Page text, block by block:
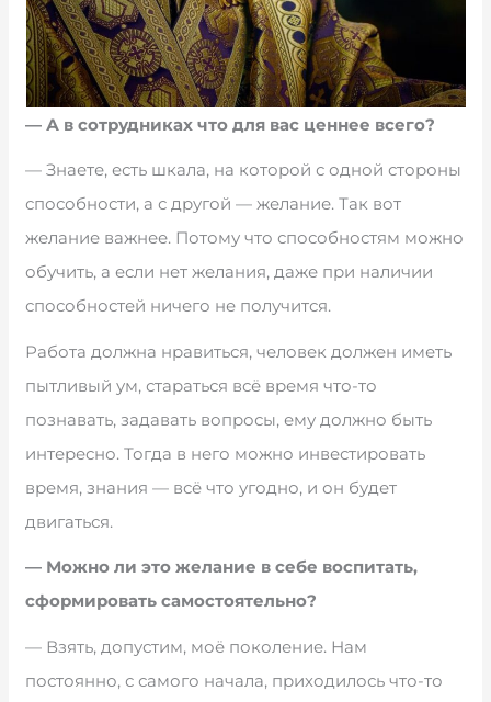
— А в сотрудниках что для вас ценнее всего?
— Знаете, есть шкала, на которой с одной стороны
способности, а с другой — желание. Так вот
желание важнее. Потому что способностям можно
обучить, а если нет желания, даже при наличии
способностей ничего не получится.
Работа должна нравиться, человек должен иметь
пытливый ум, стараться всё время что-то
познавать, задавать вопросы, ему должно быть
интересно. Тогда в него можно инвестировать
время, знания — всё что угодно, и он будет
двигаться.
— Можно ли это желание в себе воспитать,
сформировать самостоятельно?
— Взять, допустим, моё поколение. Нам
постоянно, с самого начала, приходилось что-то